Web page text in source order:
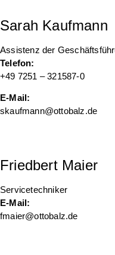
Sarah Kaufmann
Assistenz der
Telefon:
+49 7251 – 321587-0
E-Mail:
skaufmann@ottobalz.de
Friedbert Maier
Servicetechniker
E-Mail:
fmaier@ottobalz.de